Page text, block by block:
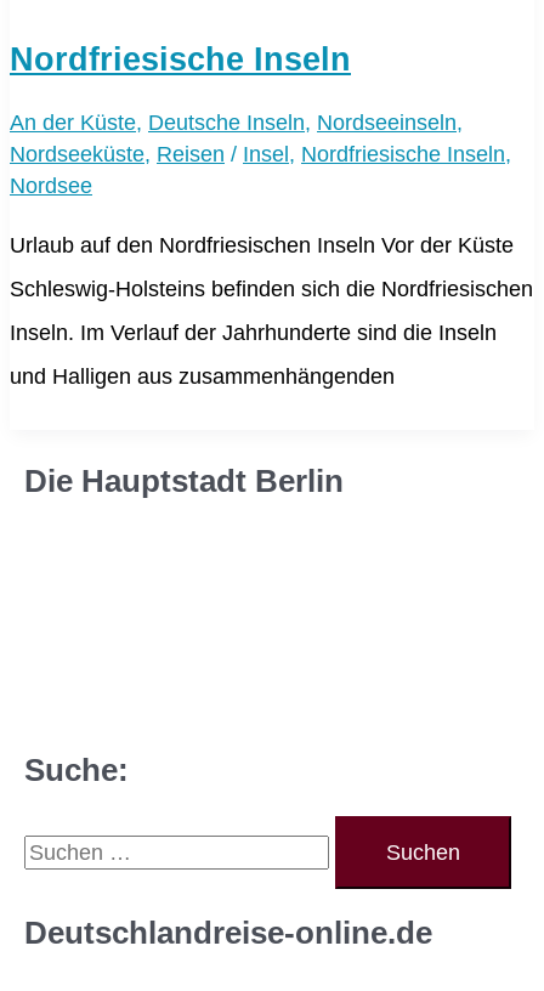
Nordfriesische Inseln
An der Küste, Deutsche Inseln, Nordseeinseln,
Nordseeküste, Reisen / Insel, Nordfriesische Inseln,
Nordsee
Urlaub auf den Nordfriesischen Inseln Vor der Küste
Schleswig-Holsteins befinden sich die Nordfriesischen
Inseln. Im Verlauf der Jahrhunderte sind die Inseln
und Halligen aus zusammenhängenden
Die Hauptstadt Berlin
Suche:
S
c
Deutschlandreise-online.de